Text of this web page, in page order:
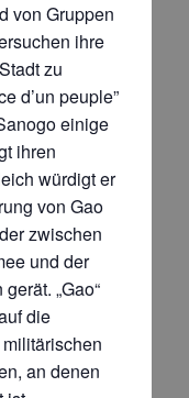
von Gruppen
ihre
zu
d’un peuple”
einige
ihren
würdigt er
von Gao
zwischen
und der
„Gao“
die
an denen